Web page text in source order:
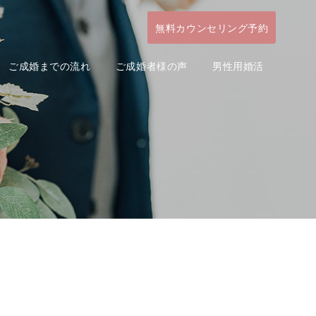
無料カウンセリング予約
ご成婚までの流れ ご成婚者様の声 男性用婚活